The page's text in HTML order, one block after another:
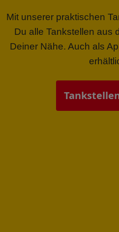
Mit unserer praktischen
Du alle Tankstellen aus
Deiner Nähe. Auch als